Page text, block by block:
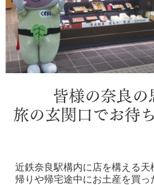
近鉄奈良駅構内に店を構える
帰りや帰宅途中にお土産を買